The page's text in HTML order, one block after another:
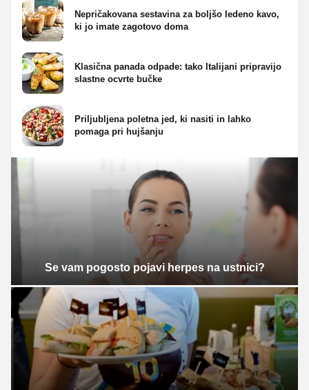
Nepričakovana sestavina za boljšo ledeno kavo,
ki jo imate zagotovo doma
Klasična panada odpade: tako Italijani pripravijo
slastne ocvrte bučke
Priljubljena poletna jed, ki nasiti in lahko
pomaga pri hujšanju
Se vam pogosto pojavi herpes na ustnici?